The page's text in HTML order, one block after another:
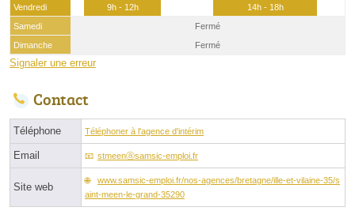
Vendredi
9h - 12h
14h - 18h
Samedi
Fermé
Dimanche
Fermé
Signaler une erreur
Contact
Téléphone Téléphoner à l'agence d'intérim
Email stmeenⓐsamsic-emploi.fr
Site web
www.samsic-emploi.fr/nos-agences/bretagne/ille-et-vilaine-35/s
aint-meen-le-grand-35290